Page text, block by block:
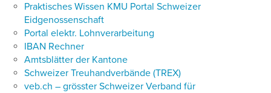
Praktisches Wissen KMU Portal Schweizer
Eidgenossenschaft
Portal elektr. Lohnverarbeitung
IBAN Rechner
Amtsblätter der Kantone
Schweizer Treuhandverbände (TREX)
veb.ch – grösster Schweizer Verband für